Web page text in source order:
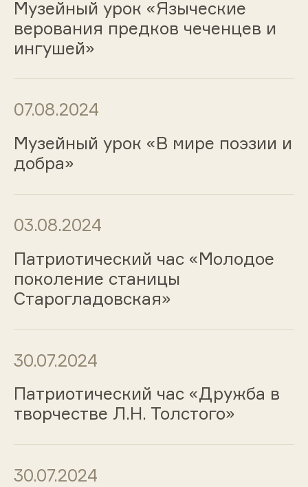
Музейный урок «Языческие
верования предков чеченцев и
ингушей»
07.08.2024
Музейный урок «В мире поэзии и
добра»
03.08.2024
Патриотический час «Молодое
поколение станицы
Старогладовская»
30.07.2024
Патриотический час «Дружба в
творчестве Л.Н. Толстого»
30.07.2024